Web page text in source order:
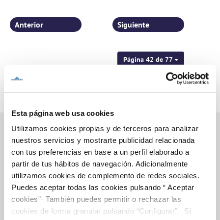
Esta página web usa cookies
Utilizamos cookies propias y de terceros para analizar
nuestros servicios y mostrarte publicidad relacionada
con tus preferencias en base a un perfil elaborado a
partir de tus hábitos de navegación. Adicionalmente
utilizamos cookies de complemento de redes sociales.
Puedes aceptar todas las cookies pulsando “ Aceptar
cookies”· También puedes permitir o rechazar las
cookies de forma granular pulsando “Configurar”. Si
Página 42 de 77
Anterior Siguiente
Inicio
Gestiones Online